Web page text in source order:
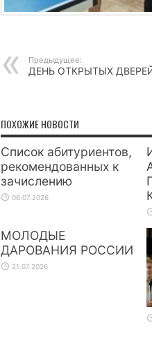
Предыдущее:
ДЕНЬ ОТКРЫТЫХ
ПОХОЖИЕ НОВОСТИ
Список абитуриентов,
рекомендованных к
зачислению
06.07.2026
МОЛОДЫЕ
ДАРОВАНИЯ РОССИИ
21.07.2026